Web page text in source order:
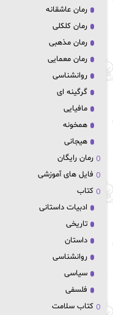
رمان عاشقانه
رمان کلکلی
رمان مذهبی
رمان معمایی
روانشناسی
گرگینه ای
مافیایی
همخونه
هیجانی
رمان رایگان
فایل های آموزشی
کتاب
ادبیات داستانی
تاریخی
داستان
روانشناسی
سیاسی
فلسفی
کتاب سلامت